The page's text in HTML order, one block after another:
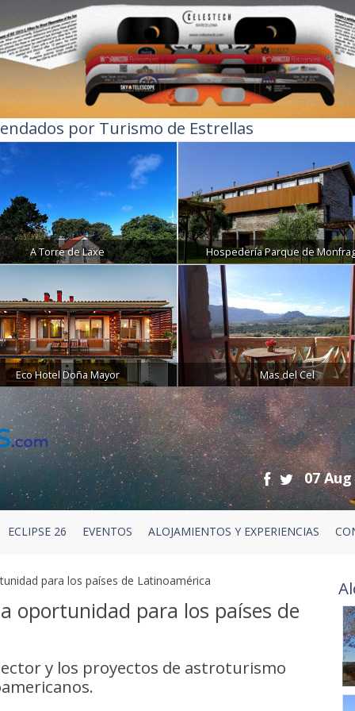
por Turismo de Estrellas
A Torre de Laxe Hospedería Parque de
Eco Hotel Doña Mayor Mas del Cel
07 Aug
ECLIPSE 26 EVENTOS ALOJAMIENTOS Y EXPERIENCIAS
para los países de Latinoamérica
oportunidad para los países de
y los proyectos de astroturismo